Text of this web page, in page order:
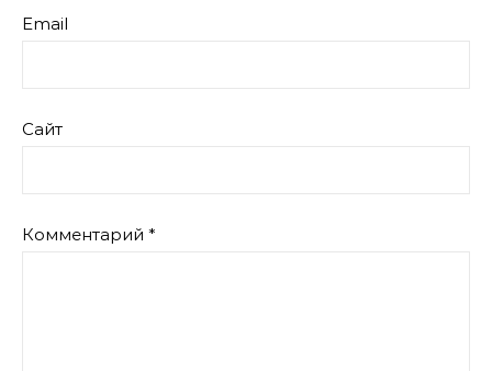
Email
Сайт
Комментарий *